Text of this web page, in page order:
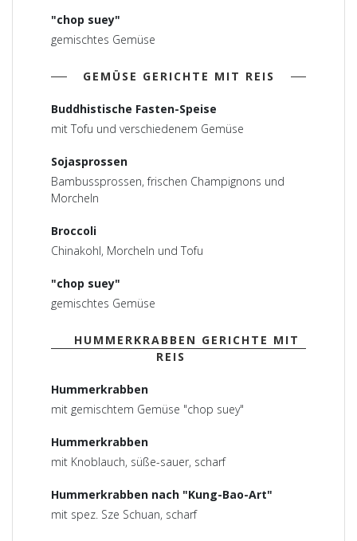
"chop suey"
gemischtes Gemüse
GEMÜSE GERICHTE MIT REIS
Buddhistische Fasten-Speise
mit Tofu und verschiedenem Gemüse
Sojasprossen
Bambussprossen, frischen Champignons und
Morcheln
Broccoli
Chinakohl, Morcheln und Tofu
"chop suey"
gemischtes Gemüse
HUMMERKRABBEN GERICHTE MIT
REIS
Hummerkrabben
mit gemischtem Gemüse "chop suey"
Hummerkrabben
mit Knoblauch, süße-sauer, scharf
Hummerkrabben nach "Kung-Bao-Art"
mit spez. Sze Schuan, scharf